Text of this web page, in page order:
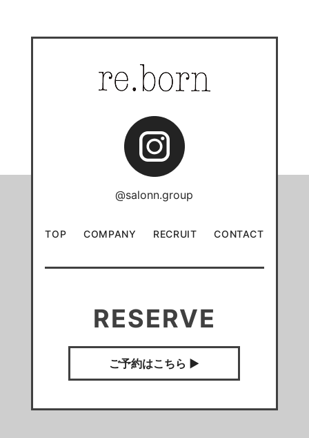
@salonn.group
TOP COMPANY RECRUIT CONTACT
RESERVE
ご予約はこちら ▶︎